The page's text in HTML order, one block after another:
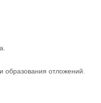
образования отложений.